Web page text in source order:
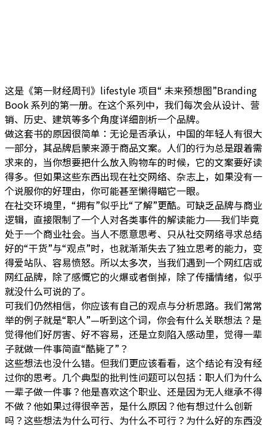
这是《第一财经周刊》lifestyle 项目“ 未来预想图”Branding
Book 系列的第一册。在这个系列中，我们每次会从设计、营
销、历史、建筑等多个角度详细剖析一个品牌。
做这套书的原因很简单：无论是否承认，中国的年轻人有很大
一部分，其品牌启蒙来源于商品文案。人们的行为总是跟着需
求来的，当你想要把什么放入购物车的时候，它的文案要好读
得多。但如果这些东西出现在社交网络、杂志上，如果没有一
个说服你的好理由，你可能甚至懒得瞄它一眼。
在社交环境里，“拥有”似乎比“了解”更酷。可缺乏品牌与商业
逻辑，直接限制了一个人对各类事件的解读能力——我们毕竟
处于一个商业社会。当人不愿意思考、只从社交网络寻求总结
好的“干货”与“观点”时，也就渐渐失去了独立思考的能力，变
得爱站队、容易愤怒。所以太多次，当我们遇到一个网红店或
网红品牌，除了感慨它的火爆或者倒掉，除了传播情绪，似乎
就没什么可说的了。
可我们仍然相信，你应该有自己的观点与分析思路。我们常常
举的例子就是“职人”—听到这个词，你会有什么关联想法？是
觉得他们好厉害、好不容易，还是立刻陷入感动里，觉得一辈
子就做一件事简直“酷毙了”？
这些想法也没什么错。但我们更应该看看，这个结论有没有经
过你的思考。几个典型的批判性问题可以包括：职人们为什么
一辈子做一件事？他是喜欢这个职业、还是因为无人继承不得
不做？他如果过得很辛苦，是什么原因？他有想过什么创新
吗？这些想法为什么可行、为什么不可行？为什么好的东西没